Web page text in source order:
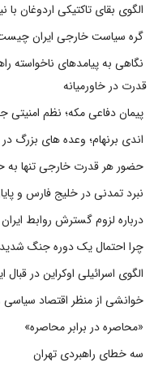
الگوی بقای تاکتیکی اردوغان با
گره سیاست خارجی ایران
نگاهی به پیامدهای ناخواسته
قدرت در خاورمیانه
پیمان دفاعی مکه؛ نظم امنیتی
اندی برنهام؛ وعده های بزرگ
حضور هر قدرت خارجی تنها به
نبرد تمدنی در خلیج فارس و
درباره لزوم گسترش روابط
چرا احتمال یک دوره جنگ شدید
الگوی اسرائیلی اوکراین در قبال
خوانشی از منظر اقتصاد سیاسی
«محاصره در برابر محاصره»
سه خطای راهبردی تهران